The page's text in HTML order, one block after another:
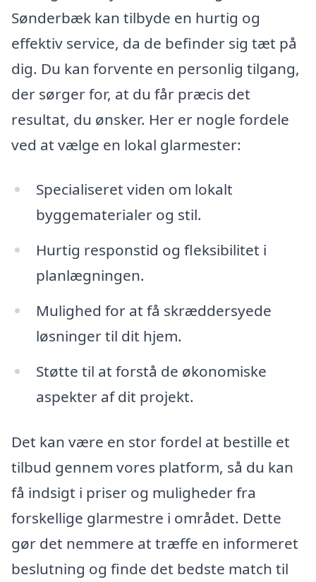
Sønderbæk kan tilbyde en hurtig og
effektiv service, da de befinder sig tæt på
dig. Du kan forvente en personlig tilgang,
der sørger for, at du får præcis det
resultat, du ønsker. Her er nogle fordele
ved at vælge en lokal glarmester:
Specialiseret viden om lokalt
byggematerialer og stil.
Hurtig responstid og fleksibilitet i
planlægningen.
Mulighed for at få skræddersyede
løsninger til dit hjem.
Støtte til at forstå de økonomiske
aspekter af dit projekt.
Det kan være en stor fordel at bestille et
tilbud gennem vores platform, så du kan
få indsigt i priser og muligheder fra
forskellige glarmestre i området. Dette
gør det nemmere at træffe en informeret
beslutning og finde det bedste match til